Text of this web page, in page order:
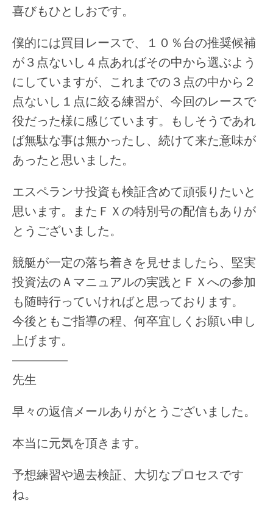
喜びもひとしおです。
僕的には買目レースで、１０％台の推奨候補
が３点ないし４点あればその中から選ぶよう
にしていますが、これまでの３点の中から２
点ないし１点に絞る練習が、今回のレースで
役だった様に感じています。もしそうであれ
ば無駄な事は無かったし、続けて来た意味が
あったと思いました。
エスペランサ投資も検証含めて頑張りたいと
思います。またＦＸの特別号の配信もありが
とうございました。
競艇が一定の落ち着きを見せましたら、堅実
投資法のＡマニュアルの実践とＦＸへの参加
も随時行っていければと思っております。
今後ともご指導の程、何卒宜しくお願い申し
上げます。
————–
先生
早々の返信メールありがとうございました。
本当に元気を頂きます。
予想練習や過去検証、大切なプロセスです
ね。